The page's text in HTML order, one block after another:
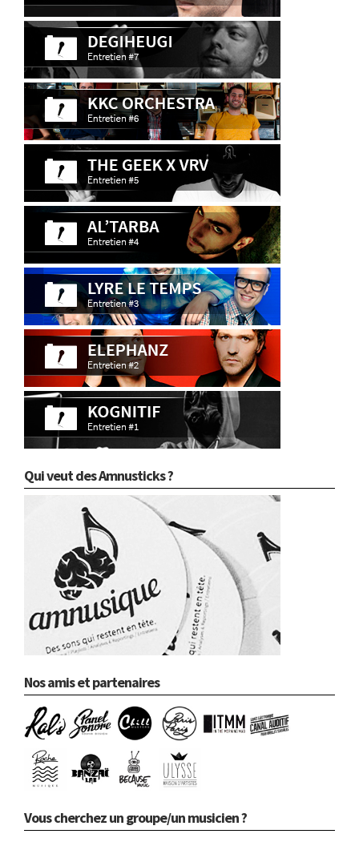
Qui veut des Amnusticks ?
Nos amis et partenaires
Vous cherchez un groupe/un musicien ?